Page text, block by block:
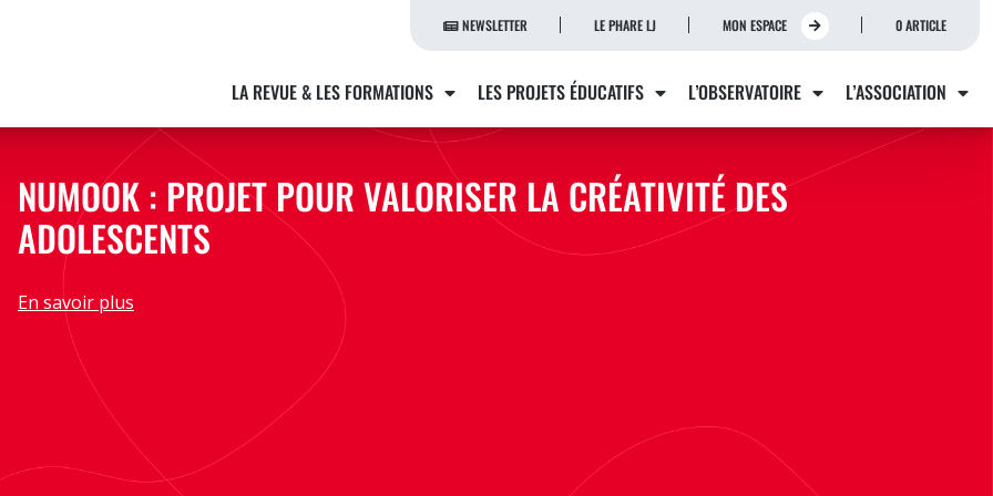
NEWSLETTER LE PHARE LJ MON ESPACE 0 ARTICLE
LA REVUE & LES FORMATIONS LES PROJETS ÉDUCATIFS L’OBSERVATOIRE L’ASSOCIATION
NUMOOK : PROJET POUR VALORISER LA CRÉATIVITÉ DES
ADOLESCENTS
En savoir plus